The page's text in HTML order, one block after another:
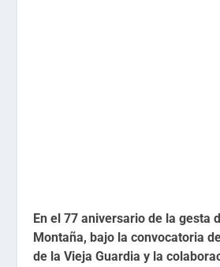
En el 77 aniversario de la gesta
Montaña, bajo la convocatoria
de la Vieja Guardia y la